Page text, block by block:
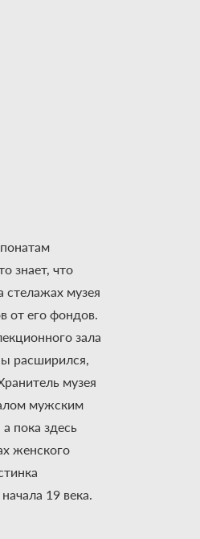
знает, что
стелажах музея
от его фондов.
зала
расширился,
музея
мужским
пока здесь
женского
19 века.